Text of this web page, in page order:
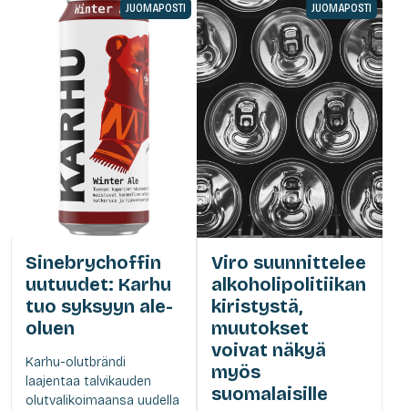
JUOMAPOSTI
Sinebrychoffin
uutuudet: Karhu
tuo syksyyn ale-
oluen
Karhu-olutbrändi
laajentaa talvikauden
olutvalikoimaansa uudella
JUOMAPOSTI
Viro suunnittelee
alkoholipolitiikan
kiristystä,
muutokset
voivat näkyä
myös
suomalaisille